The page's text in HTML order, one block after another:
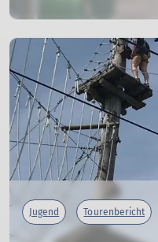
mehr erfahren
Jugend Tourenbericht